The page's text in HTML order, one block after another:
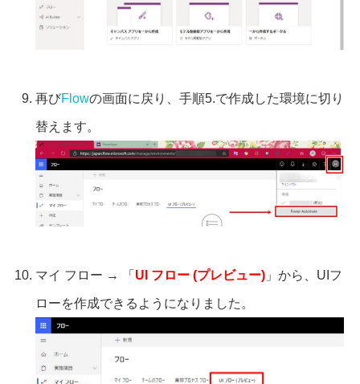
再びFlowの画面に戻り、手順5.で作成した環境に切り
替えます。
マイ フロー → 「 UI フロー (プレビュー) 」から、UIフ
ローを作成できるようになりました。